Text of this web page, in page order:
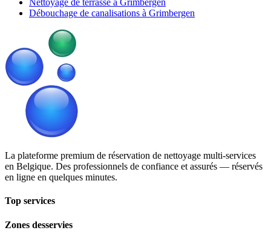
Nettoyage de terrasse à Grimbergen
Débouchage de canalisations à Grimbergen
La plateforme premium de réservation de nettoyage multi-services
en Belgique. Des professionnels de confiance et assurés — réservés
en ligne en quelques minutes.
Top services
Zones desservies